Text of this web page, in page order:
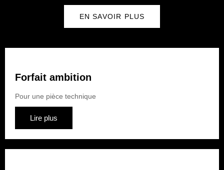
EN SAVOIR PLUS
Forfait ambition
Pour une pièce technique
Lire plus